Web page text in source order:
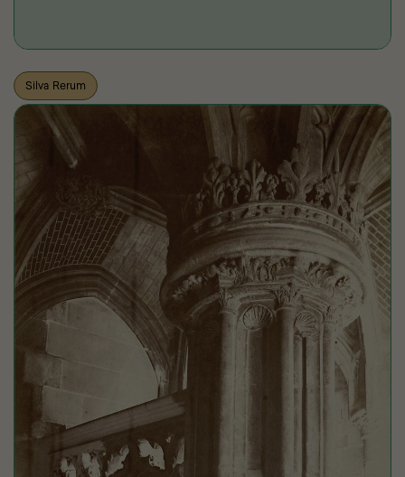
Silva Rerum